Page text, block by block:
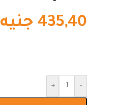
435,40 جنيه
-
+